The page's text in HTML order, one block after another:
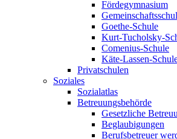
Fördegymnasium
Goethe-Schule
Kurt-Tucholsky-
Comenius-Schule
Käte-Lassen-
Privatschulen
Soziales
Sozialatlas
Betreuungsbehörde
Gesetzliche
Beglaubigungen
Berufsbetreuer